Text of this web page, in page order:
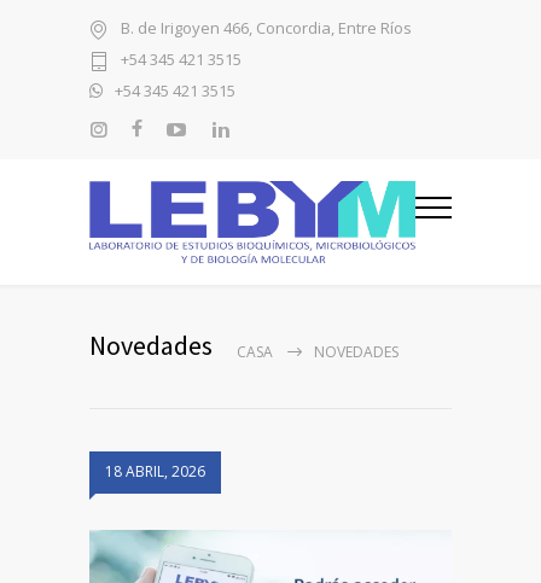
B. de Irigoyen 466, Concordia, Entre Ríos
+54 345 421 3515
+54 345 421 3515
Novedades CASA NOVEDADES
18 ABRIL, 2026